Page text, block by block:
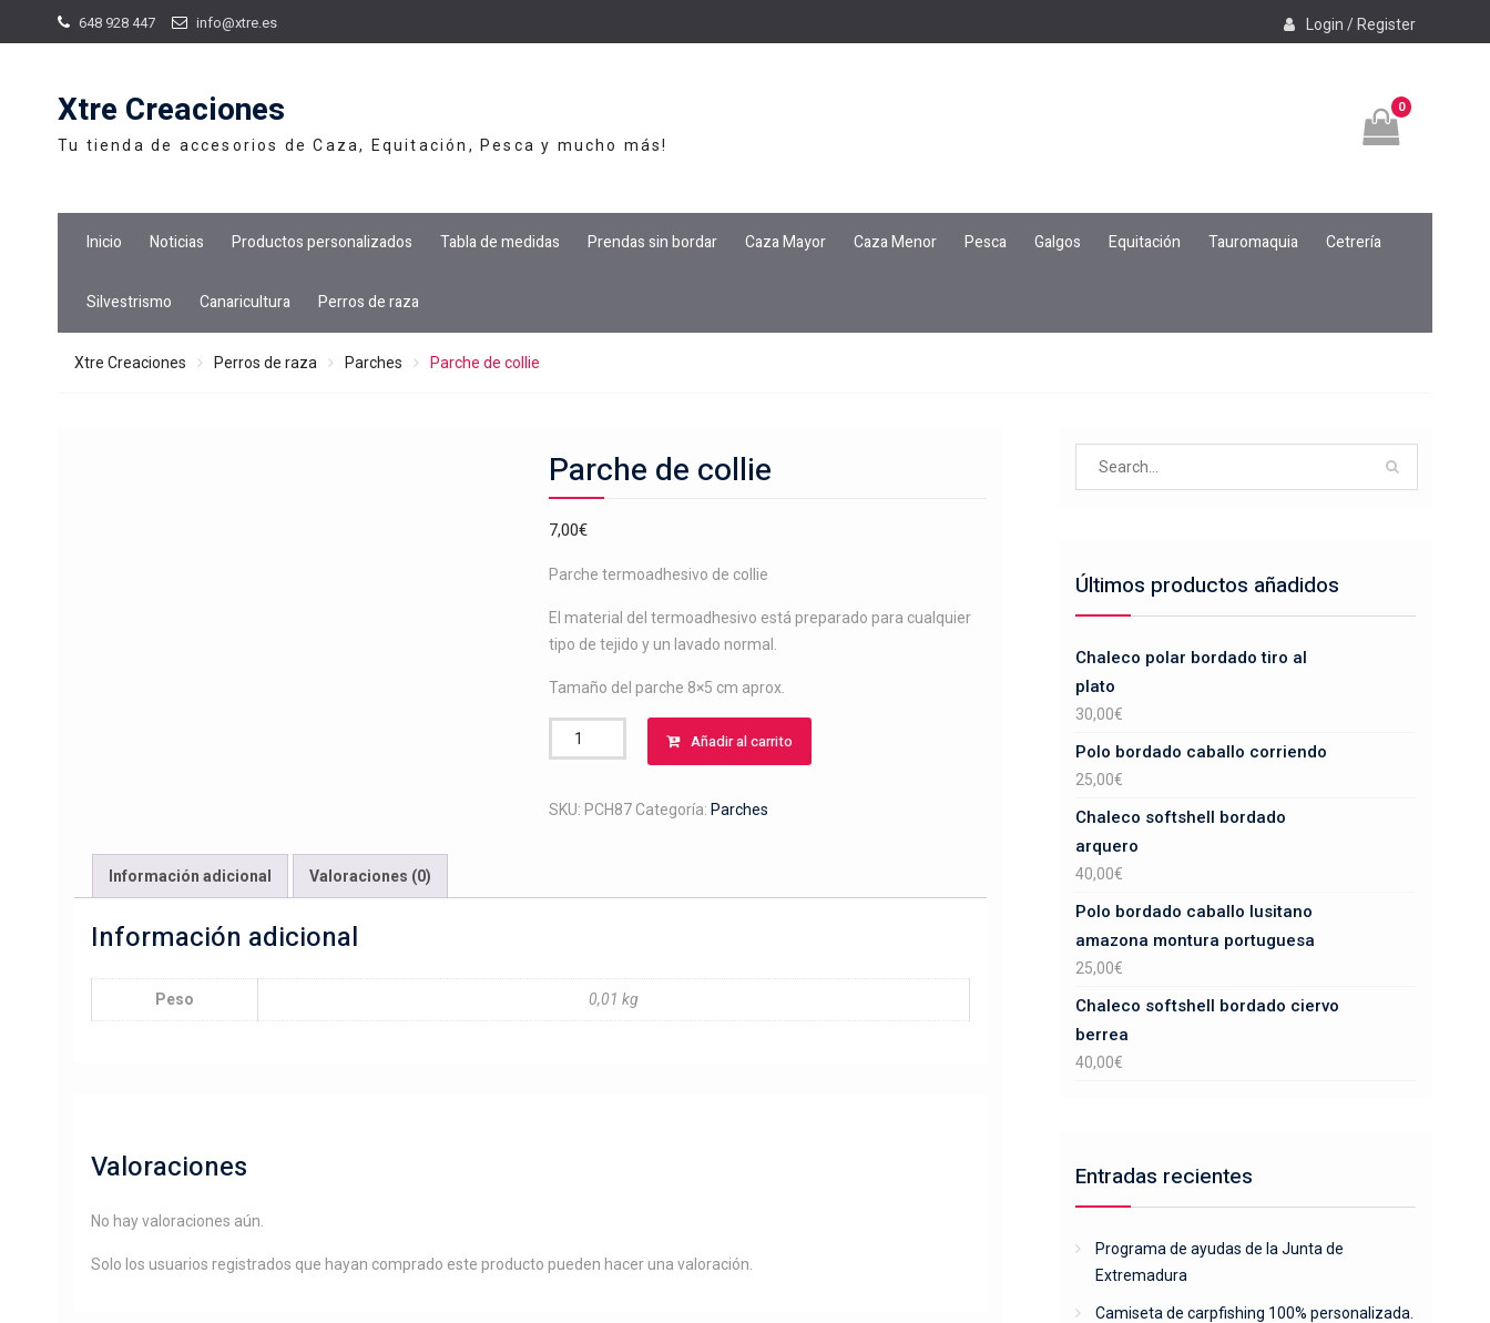
648 928 447 info@xtre.es Login / Register
Xtre Creaciones
Tu tienda de accesorios de Caza, Equitación, Pesca y mucho más!
0
Inicio Noticias Productos personalizados Tabla de medidas Prendas sin bordar Caza Mayor Caza Menor Pesca Galgos Equitación Tauromaquia Cetrería
Silvestrismo Canaricultura Perros de raza
Xtre Creaciones Perros de raza Parches Parche de collie
Parche de collie
7,00€
Parche termoadhesivo de collie
El material del termoadhesivo está preparado para cualquier
tipo de tejido y un lavado normal.
Tamaño del parche 8×5 cm aprox.
Parche
de
cantidad
Añadir al carrito
SKU: PCH87Categoría: Parches
Información adicional Valoraciones (0)
Información adicional
Peso 0,01 kg
Valoraciones
No hay valoraciones aún.
Solo los usuarios registrados que hayan comprado este producto pueden hacer una valoración.
Últimos productos añadidos
Chaleco polar bordado tiro al
plato
30,00€
Polo bordado caballo corriendo
25,00€
Chaleco softshell bordado
arquero
40,00€
Polo bordado caballo lusitano
amazona montura portuguesa
25,00€
Chaleco softshell bordado ciervo
berrea
40,00€
Entradas recientes
Programa de ayudas de la Junta de
Extremadura
Camiseta de carpfishing 100% personalizada.